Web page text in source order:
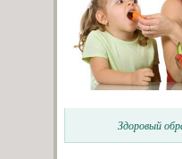
Здоровый